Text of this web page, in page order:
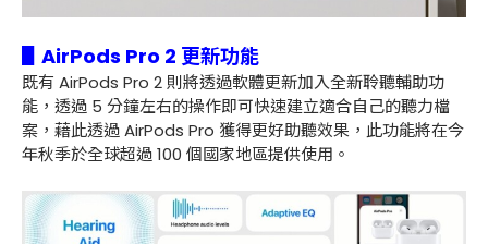
▋AirPods Pro 2 更新功能
既有 AirPods Pro 2 則將透過軟體更新加入全新聆聽輔助功
能，透過 5 分鐘左右的操作即可快速建立適合自己的聽力檔
案，藉此透過 AirPods Pro 獲得更好助聽效果，此功能將在今
年秋季於全球超過 100 個國家地區提供使用。